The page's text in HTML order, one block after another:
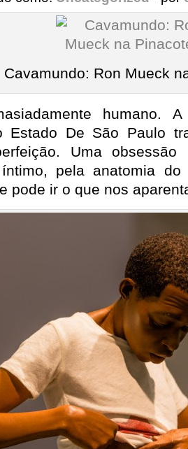
Cavamundo: Ron Mueck
humano.
Estado De São Paulo
Uma obsessão
pela anatomia
pode ir o que nos